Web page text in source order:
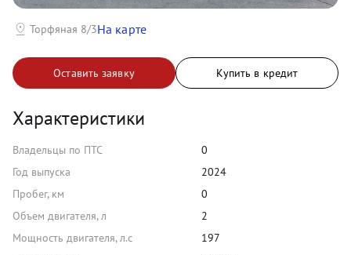
Оставить заявку Купить в кредит
Характеристики
Владельцы по ПТС
0
Год выпуска
2024
Пробег, км
0
Объем двигателя, л
2
Мощность двигателя, л.с
197
Торфяная 8/3На карте